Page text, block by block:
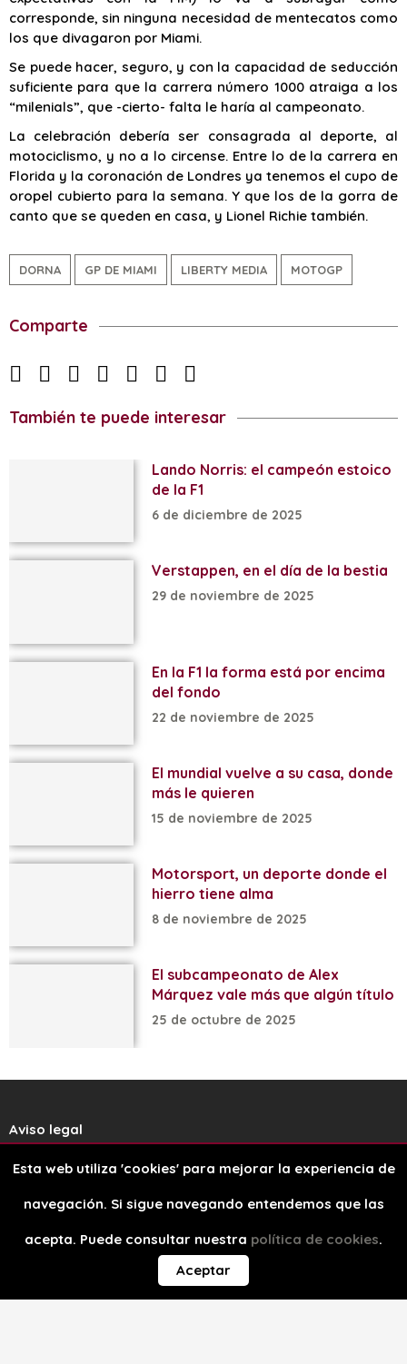
corresponde, sin ninguna necesidad de mentecatos como
los que divagaron por Miami.
Se puede hacer, seguro, y con la capacidad de seducción
suficiente para que la carrera número 1000 atraiga a los
“milenials”, que -cierto- falta le haría al campeonato.
La celebración debería ser consagrada al deporte, al
motociclismo, y no a lo circense. Entre lo de la carrera en
Florida y la coronación de Londres ya tenemos el cupo de
oropel cubierto para la semana. Y que los de la gorra de
canto que se queden en casa, y Lionel Richie también.
DORNA GP DE MIAMI LIBERTY MEDIA MOTOGP
Comparte
También te puede interesar
Lando Norris: el campeón estoico
de la F1
6 de diciembre de 2025
Verstappen, en el día de la bestia
29 de noviembre de 2025
En la F1 la forma está por encima
del fondo
22 de noviembre de 2025
El mundial vuelve a su casa, donde
más le quieren
15 de noviembre de 2025
Motorsport, un deporte donde el
hierro tiene alma
8 de noviembre de 2025
El subcampeonato de Alex
Márquez vale más que algún título
25 de octubre de 2025
Aviso legal
Política de cookies
Esta web utiliza 'cookies' para mejorar la experiencia de
navegación. Si sigue navegando entendemos que las
acepta. Puede consultar nuestra política de cookies.
Aceptar